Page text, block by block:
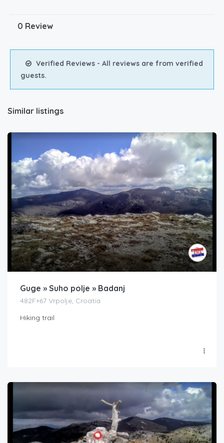
0 Review
Verified Reviews - All reviews are from verified
guests.
Similar listings
Guge » Suho polje » Badanj
482F+67 Vrpolje, Croatia
Hiking trail